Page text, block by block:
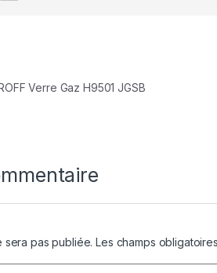
l’article
Verre Gaz H9501 JGSB
sera pas publiée. Les champs